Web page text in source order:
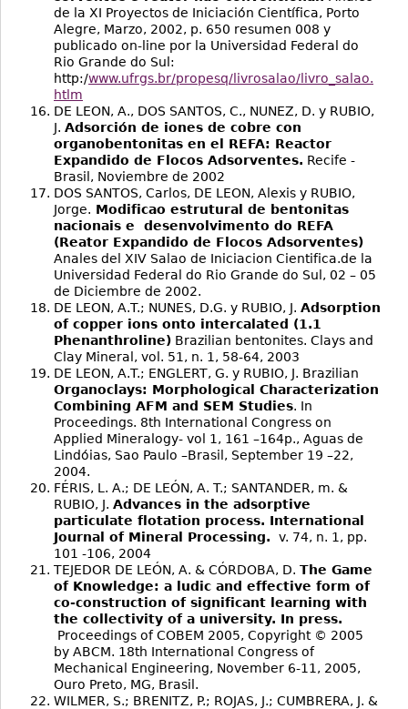
de la XI Proyectos de Iniciación Científica, Porto
Alegre, Marzo, 2002, p. 650 resumen 008 y
publicado on-line por la Universidad Federal do
Rio Grande do Sul:
http:/www.ufrgs.br/propesq/livrosalao/livro_salao.
htlm
DE LEON, A., DOS SANTOS, C., NUNEZ, D. y RUBIO,
J. Adsorción de iones de cobre con
organobentonitas en el REFA: Reactor
Expandido de Flocos Adsorventes. Recife -
Brasil, Noviembre de 2002
DOS SANTOS, Carlos, DE LEON, Alexis y RUBIO,
Jorge. Modificao estrutural de bentonitas
nacionais e desenvolvimento do REFA
(Reator Expandido de Flocos Adsorventes)
Anales del XIV Salao de Iniciacion Cientifica.de la
Universidad Federal do Rio Grande do Sul, 02 – 05
de Diciembre de 2002.
DE LEON, A.T.; NUNES, D.G. y RUBIO, J. Adsorption
of copper ions onto intercalated (1.1
Phenanthroline) Brazilian bentonites. Clays and
Clay Mineral, vol. 51, n. 1, 58-64, 2003
DE LEON, A.T.; ENGLERT, G. y RUBIO, J. Brazilian
Organoclays: Morphological Characterization
Combining AFM and SEM Studies. In
Proceedings. 8th International Congress on
Applied Mineralogy- vol 1, 161 –164p., Aguas de
Lindóias, Sao Paulo –Brasil, September 19 –22,
2004.
FÉRIS, L. A.; DE LEÓN, A. T.; SANTANDER, m. &
RUBIO, J. Advances in the adsorptive
particulate flotation process. International
Journal of Mineral Processing.
v. 74, n. 1, pp.
101 -106, 2004
TEJEDOR DE LEÓN, A. & CÓRDOBA, D. The Game
of Knowledge: a ludic and effective form of
co-construction of significant learning with
the collectivity of a university. In press.
Proceedings of COBEM 2005, Copyright © 2005
by ABCM. 18th International Congress of
Mechanical Engineering, November 6-11, 2005,
Ouro Preto, MG, Brasil.
WILMER, S.; BRENITZ, P.; ROJAS, J.; CUMBRERA, J. &